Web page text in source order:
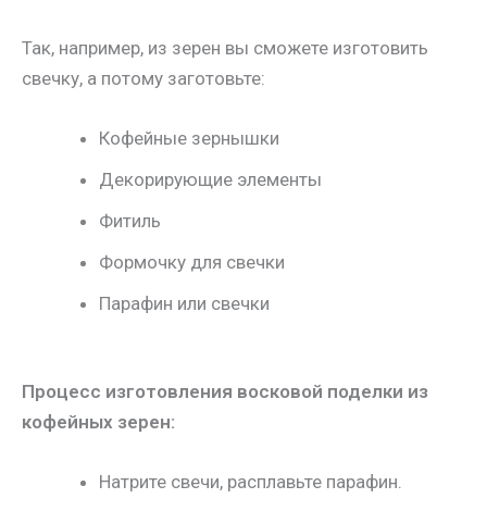
Так, например, из зерен вы сможете изготовить
свечку, а потому заготовьте:
Кофейные зернышки
Декорирующие элементы
Фитиль
Формочку для свечки
Парафин или свечки
Процесс изготовления восковой поделки из
кофейных зерен:
Натрите свечи, расплавьте парафин.